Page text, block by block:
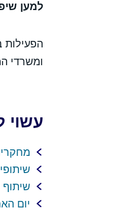
למען
ומשרדי
עשוי
שיתוף
יום